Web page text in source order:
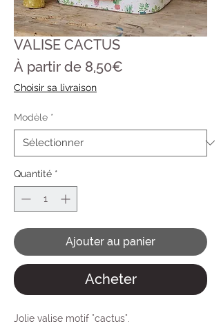
VALISE CACTUS
À partir de 8,50€
Choisir sa livraison
Modèle *
Quantité *
Ajouter au panier
Acheter
Jolie valise motif "cactus".